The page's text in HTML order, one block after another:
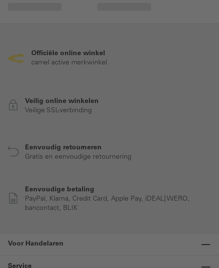
Officiële online winkel
camel active merkwinkel
Veilig online winkelen
Veilige SSL-verbinding
Eenvoudig retourneren
Gratis en eenvoudige retournering
Eenvoudige betaling
PayPal, Klarna, Credit Card, Apple Pay, iDEAL| WERO,
bancontact, BLIK
Voor Handelaren
Service